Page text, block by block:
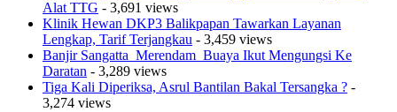
Alat TTG - 3,691 views
Klinik Hewan DKP3 Balikpapan Tawarkan Layanan
Lengkap, Tarif Terjangkau - 3,459 views
Banjir Sangatta Merendam Buaya Ikut Mengungsi Ke
Daratan - 3,289 views
Tiga Kali Diperiksa, Asrul Bantilan Bakal Tersangka ? -
3,274 views